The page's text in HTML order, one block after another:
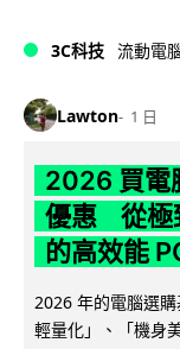
3C科技 流動電
Lawton 1 日
2026 買電
優惠 從極
的高效能
2026 年的電腦選
輕量化」、「機身